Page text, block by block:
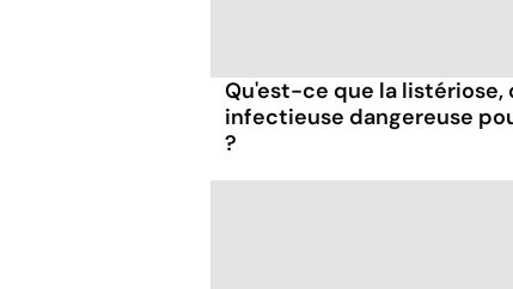
Qu'est-ce que la
infectieuse dangereuse
?